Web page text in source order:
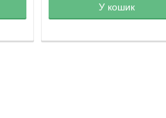
Товар в корзине
У кошик